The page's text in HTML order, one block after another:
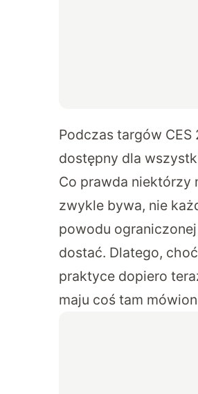
Podczas targów CES
dostępny dla
Co prawda niektórzy
zwykle bywa, nie
powodu
dostać. Dlatego,
praktyce dopiero
maju coś tam